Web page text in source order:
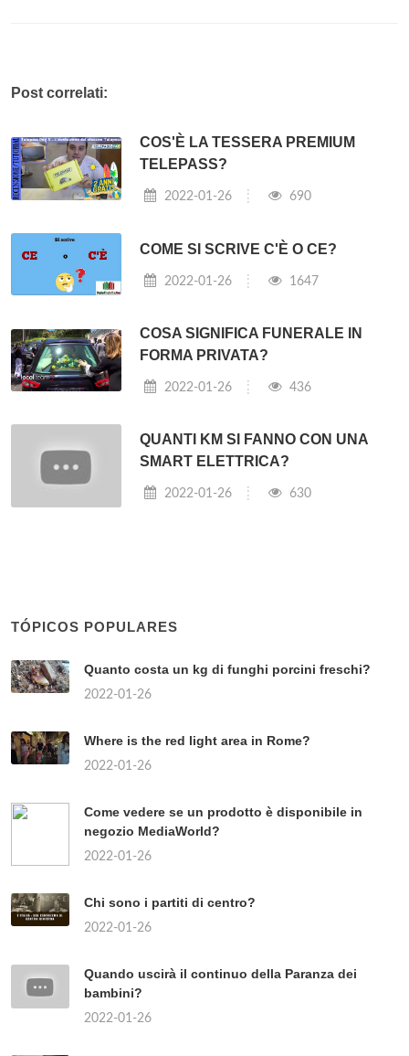
Post correlati:
COS'È LA TESSERA PREMIUM
TELEPASS?
2022-01-26 690
COME SI SCRIVE C'È O CE?
2022-01-26 1647
COSA SIGNIFICA FUNERALE IN
FORMA PRIVATA?
2022-01-26 436
QUANTI KM SI FANNO CON UNA
SMART ELETTRICA?
2022-01-26 630
TÓPICOS POPULARES
Quanto costa un kg di funghi porcini freschi?
2022-01-26
Where is the red light area in Rome?
2022-01-26
Come vedere se un prodotto è disponibile in
negozio MediaWorld?
2022-01-26
Chi sono i partiti di centro?
2022-01-26
Quando uscirà il continuo della Paranza dei
bambini?
2022-01-26